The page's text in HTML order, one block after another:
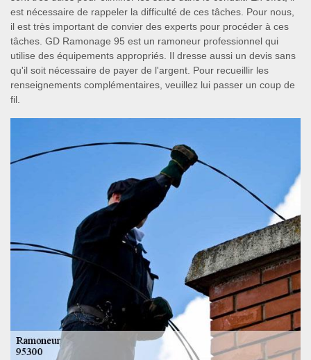
est nécessaire de rappeler la difficulté de ces tâches. Pour nous,
il est très important de convier des experts pour procéder à ces
tâches. GD Ramonage 95 est un ramoneur professionnel qui
utilise des équipements appropriés. Il dresse aussi un devis sans
qu'il soit nécessaire de payer de l'argent. Pour recueillir les
renseignements complémentaires, veuillez lui passer un coup de
fil.